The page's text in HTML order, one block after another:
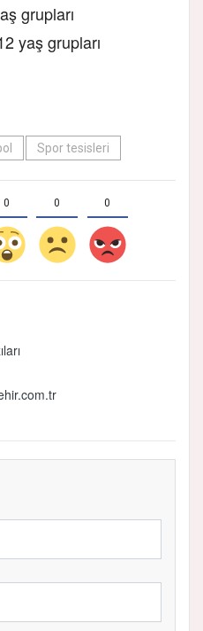
grupları
yaş grupları
Spor tesisleri
0 0 0